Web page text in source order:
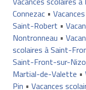
Connezac•
Saint-Robert •
Nontronneau •
scolaires à Saint-
Saint-Front-sur-
Martial-de-Valette •
Pin • Vacances